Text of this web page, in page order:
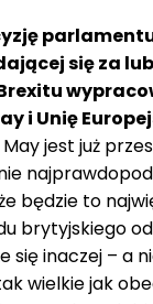
się za
i Unię
jest już
będzie to
brytyjskiego od
się inaczej – a
wielkie jak